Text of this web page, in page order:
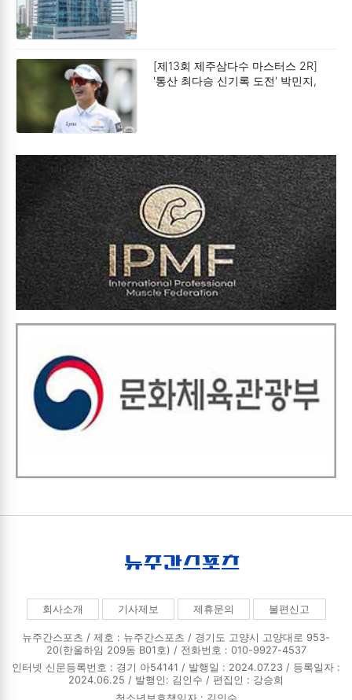
[제13회 제주삼다수 마스터스 2R]
'통산 최다승 신기록 도전' 박민지,
회사소개 기사제보 제휴문의 불편신고
뉴주간스포츠 / 제호 : 뉴주간스포츠 / 경기도 고양시 고양대로 953-
20(한울하임 209동 B01호) / 전화번호 : 010-9927-4537
인터넷 신문등록번호 : 경기 아54141 / 발행일 : 2024.07.23 / 등록일자 :
2024.06.25 / 발행인: 김인수 / 편집인 : 강승희